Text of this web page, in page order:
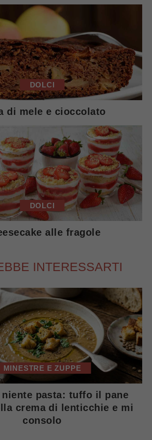
DOLCI
di mele e cioccolato
DOLCI
alle fragole
INTERESSARTI
MINESTRE E ZUPPE
niente pasta: tuffo il pane
crema di lenticchie e mi
consolo